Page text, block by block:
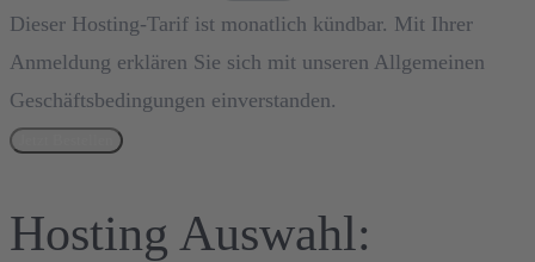
Dieser Hosting-Tarif ist monatlich kündbar. Mit Ihrer
Anmeldung erklären Sie sich mit unseren Allgemeinen
Geschäftsbedingungen einverstanden.
Hosting Auswahl: